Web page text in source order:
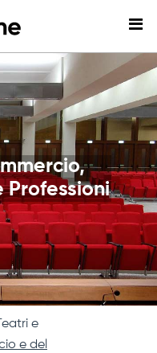
Professioni
Teatri e
e del